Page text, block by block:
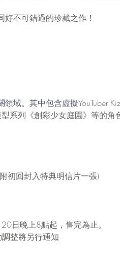
不可錯過的珍藏之作！
域。其中包含虛擬YouTuber
型系列《創彩少女庭園》等的
初回封入特典明信片一張)
日晚上8點起，售完為止。
整將另行通知